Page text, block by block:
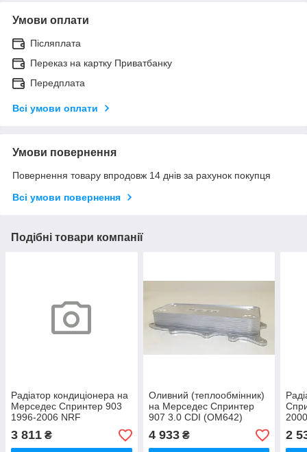
Умови оплати
Післяплата
Переказ на картку Приватбанку
Передплата
Всі умови оплати
Умови повернення
Повернення товару впродовж 14 днів за рахунок покупця
Всі умови повернення
Подібні товари компанії
Радіатор кондиціонера на
Мерседес Спринтер 903
1996-2006 NRF
(Нідерланди) 35811
3 811 ₴
Оливний (теплообмінник)
на Мерседес Спринтер
907 3.0 CDI (OM642)
Nissens (Данія) 90784
4 933₴ 2